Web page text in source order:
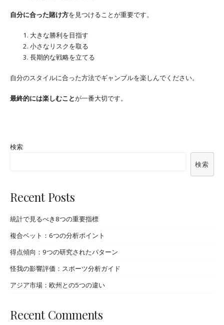
自分に合った賭け方を見つけることが重要です。
大きな勝利を目指す
小さなリスクを取る
長期的な戦略を立てる
自分のスタイルに合った方法でギャンブルを楽しんでください。
最終的には楽しむことが一番大切です。
検索
検索
Recent Posts
統計で見るべき8つの重要指標
複合ベット：6つの分析ポイント
得点傾向：9つの研究されたパターン
怪我の影響評価：スポーツ分析ガイド
アジア市場：欧州との5つの違い
Recent Comments